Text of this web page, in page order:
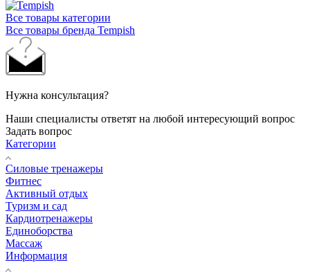
Все товары категории
Все товары бренда Tempish
Нужна консультация?
Наши специалисты ответят на любой интересующий вопрос
Задать вопрос
Категории
Силовые тренажеры
Фитнес
Активный отдых
Туризм и сад
Кардиотренажеры
Единоборства
Массаж
Информация